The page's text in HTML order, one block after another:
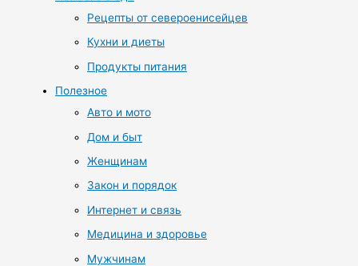
Рецепты от североенисейцев
Кухни и диеты
Продукты питания
Полезное
Авто и мото
Дом и быт
Женщинам
Закон и порядок
Интернет и связь
Медицина и здоровье
Мужчинам